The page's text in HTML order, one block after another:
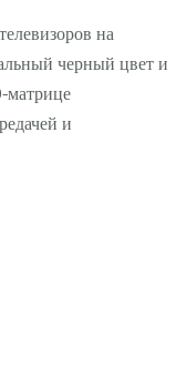
на
черный цвет и
матрице
и